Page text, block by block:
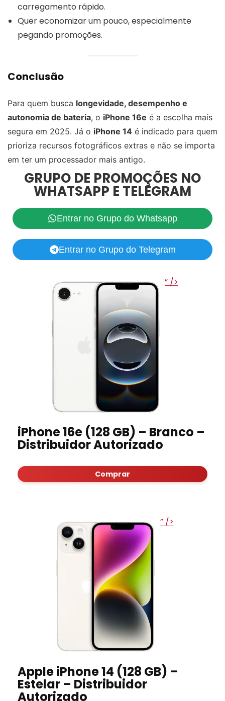
carregamento rápido.
Quer economizar um pouco, especialmente
pegando promoções.
Conclusão
Para quem busca longevidade, desempenho e
autonomia de bateria, o iPhone 16e é a escolha mais
segura em 2025. Já o iPhone 14 é indicado para quem
prioriza recursos fotográficos extras e não se importa
em ter um processador mais antigo.
GRUPO DE PROMOÇÕES NO
WHATSAPP E TELEGRAM
Entrar no Grupo do Whatsapp
Entrar no Grupo do Telegram
” />
iPhone 16e (128 GB) – Branco –
Distribuidor Autorizado
Comprar
” />
Apple iPhone 14 (128 GB) –
Estelar – Distribuidor
Autorizado